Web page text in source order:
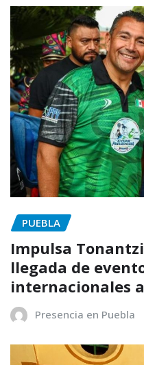
PUEBLA
Impulsa
llegada de
internacionales
Presencia en Puebla